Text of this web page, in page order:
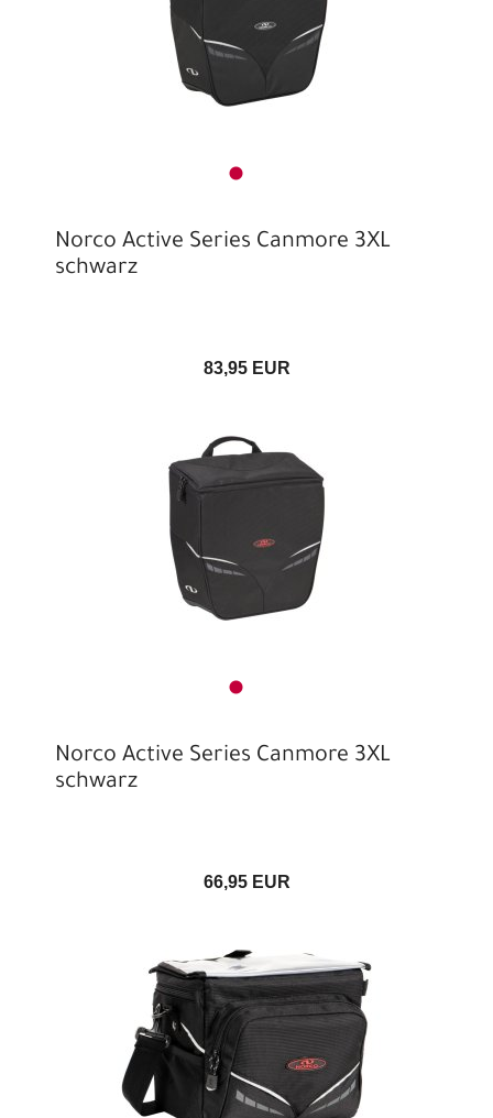
Norco Active Series Canmore 3XL
schwarz
83,95 EUR
Norco Active Series Canmore 3XL
schwarz
66,95 EUR